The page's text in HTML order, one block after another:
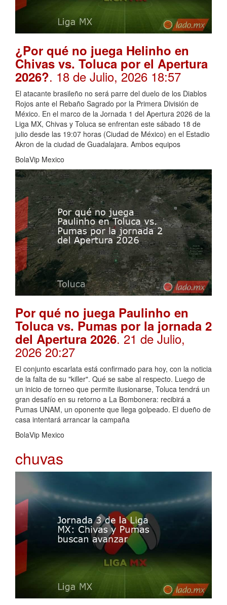
¿Por qué no juega Helinho en
Chivas vs. Toluca por el Apertura
2026?. 18 de Julio, 2026 18:57
El atacante brasileño no será parre del duelo de los Diablos
Rojos ante el Rebaño Sagrado por la Primera División de
México. En el marco de la Jornada 1 del Apertura 2026 de la
Liga MX, Chivas y Toluca se enfrentan este sábado 18 de
julio desde las 19:07 horas (Ciudad de México) en el Estadio
Akron de la ciudad de Guadalajara. Ambos equipos
BolaVip Mexico
Por qué no juega Paulinho en
Toluca vs. Pumas por la jornada 2
del Apertura 2026. 21 de Julio,
2026 20:27
El conjunto escarlata está confirmado para hoy, con la noticia
de la falta de su "killer". Qué se sabe al respecto. Luego de
un inicio de torneo que permite ilusionarse, Toluca tendrá un
gran desafío en su retorno a La Bombonera: recibirá a
Pumas UNAM, un oponente que llega golpeado. El dueño de
casa intentará arrancar la campaña
BolaVip Mexico
chuvas